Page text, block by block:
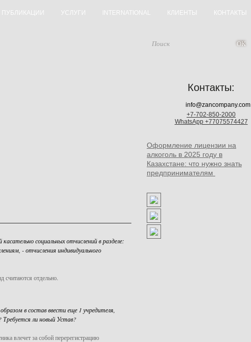
ПУБЛИКАЦИИ УСЛУГИ INTERNATIONAL КЛИЕНТЫ КОНТАКТЫ
социальных отчислений в разделе:
- отчисления индивидуального
считаются отдельно.
в состав ввести еще 1 учредителя,
Требуется ли новый Устав?
влечет за собой перерегистрацию
Контакты:
info@zancompany.com
+7-702-850-2000
WhatsApp +77075574427
Оформление лицензии на
алкоголь в 2025 году в
Казахстане: что нужно знать
предпринимателям